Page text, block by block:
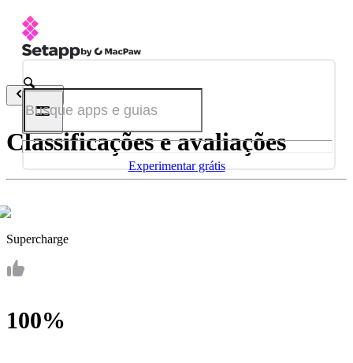
Experimentar grátis
Voltar
Classificações e avaliações
Supercharge
100%